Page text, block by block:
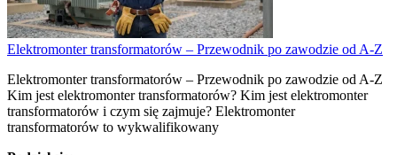
Elektromonter transformatorów – Przewodnik po zawodzie od A-Z
Elektromonter transformatorów – Przewodnik po zawodzie od A-Z
Kim jest elektromonter transformatorów? Kim jest elektromonter
transformatorów i czym się zajmuje? Elektromonter
transformatorów to wykwalifikowany